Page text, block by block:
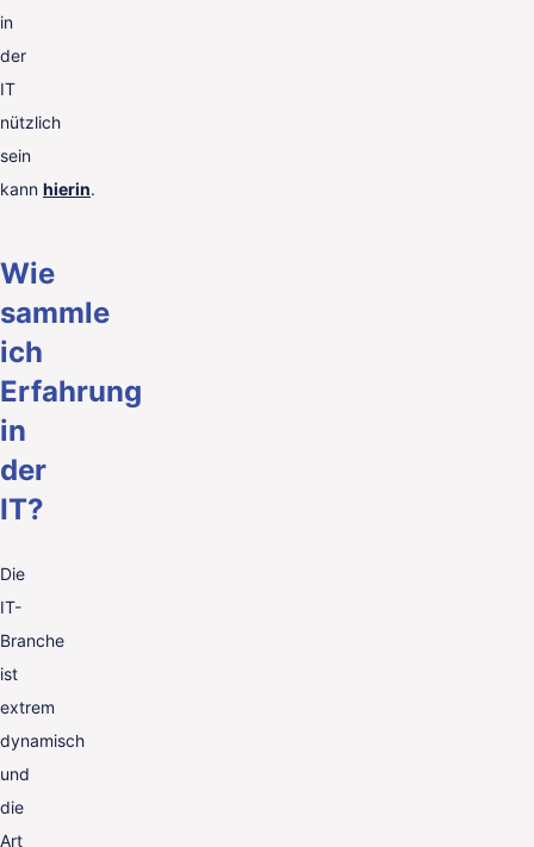
in
der
IT
nützlich
sein
kann hierin.
Wie
sammle
ich
Erfahrung
in
der
IT?
Die
IT-
Branche
ist
extrem
dynamisch
und
die
Art